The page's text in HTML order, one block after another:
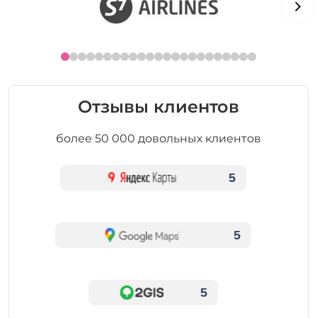
Отзывы клиентов
более 50 000 довольных клиентов
5
5
5